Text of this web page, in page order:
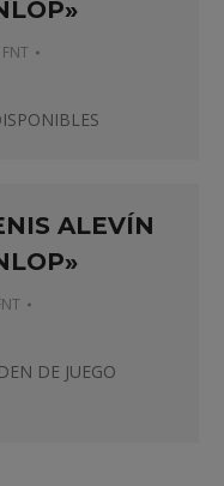
ALEVÍN
DE JUEGO